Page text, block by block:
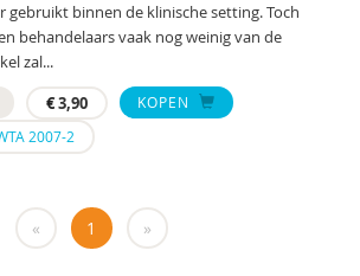
Broek
gebruikt binnen de klinische setting. Toch
behandelaars vaak nog weinig van de
zal...
€3,90
KOPEN
2007-2
« 1 »